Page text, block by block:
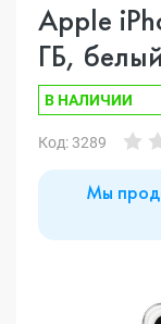
Apple
ГБ,
В НАЛИЧИИ
Код: 3289
Мы